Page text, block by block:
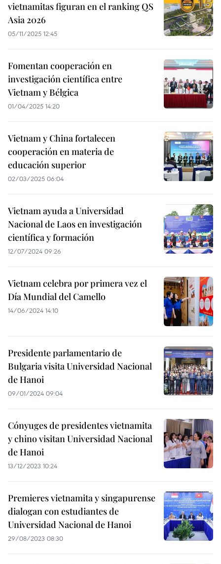
vietnamitas figuran en el ranking QS
Asia 2026
05/11/2025 12:45
Fomentan cooperación en
investigación científica entre
Vietnam y Bélgica
01/04/2025 14:20
Vietnam y China fortalecen
cooperación en materia de
educación superior
02/03/2025 06:04
Vietnam ayuda a Universidad
Nacional de Laos en investigación
científica y formación
12/07/2024 09:26
Vietnam celebra por primera vez el
Día Mundial del Camello
14/06/2024 14:10
Presidente parlamentario de
Bulgaria visita Universidad Nacional
de Hanoi
09/01/2024 09:04
Cónyuges de presidentes vietnamita
y chino visitan Universidad Nacional
de Hanoi
13/12/2023 10:24
Premieres vietnamita y singapurense
dialogan con estudiantes de
Universidad Nacional de Hanoi
29/08/2023 08:30